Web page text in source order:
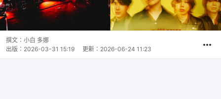
撰文： 小白 多娜
出版： 2026-03-31 15:19 更新： 2026-06-24 11:23